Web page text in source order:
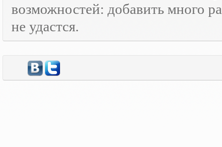
возможностей: добавить много
не удастся.